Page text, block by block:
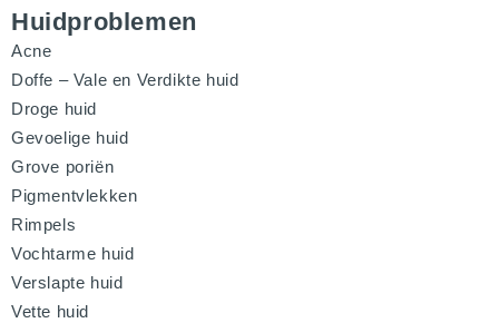
Huidproblemen
Acne
Doffe – Vale en Verdikte huid
Droge huid
Gevoelige huid
Grove poriën
Pigmentvlekken
Rimpels
Vochtarme huid
Verslapte huid
Vette huid